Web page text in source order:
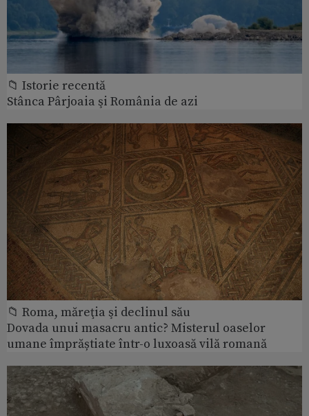
📁 Istorie recentă
Stânca Pârjoaia şi România de azi
📁 Roma, măreţia şi declinul său
Dovada unui masacru antic? Misterul oaselor
umane împrăștiate într-o luxoasă vilă romană